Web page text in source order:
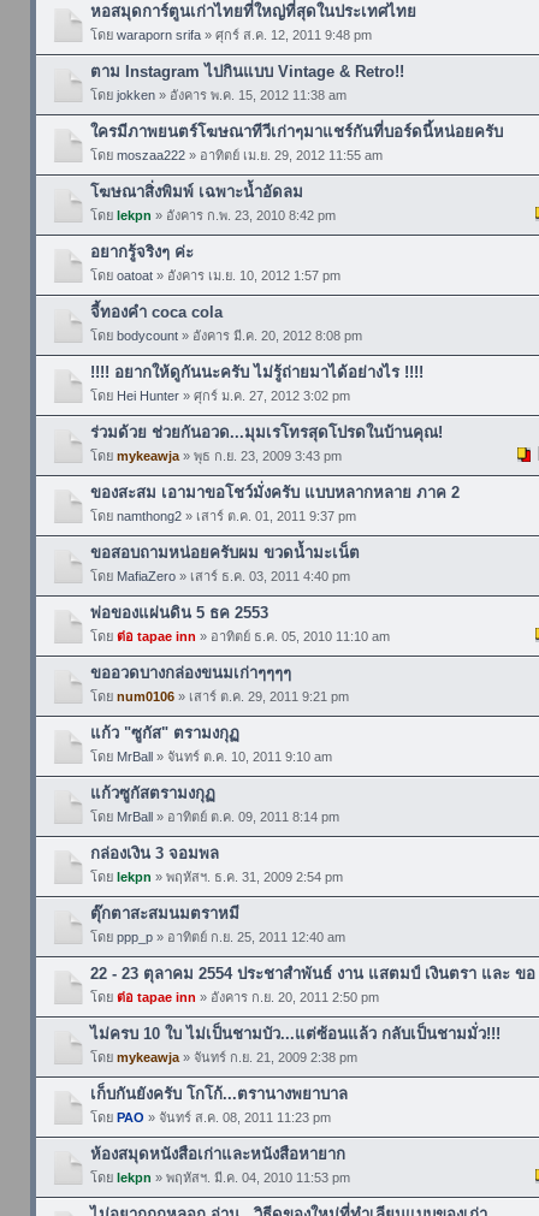
หอสมุดการ์ตูนเก่าไทยที่ใหญ่ที่สุดในประเทศไทย
โดย waraporn srifa» ศุกร์ ส.ค. 12, 2011 9:48 pm
ตาม Instagram ไปกินแบบ Vintage & Retro!!
โดย jokken» อังคาร พ.ค. 15, 2012 11:38 am
ใครมีภาพยนตร์โฆษณาทีวีเก่าๆมาแชร์กันที่บอร์ดนี้หน่อยครับ
โดย moszaa222» อาทิตย์ เม.ย. 29, 2012 11:55 am
โฆษณาสิ่งพิมพ์ เฉพาะน้ำอัดลม
โดย lekpn » อังคาร ก.พ. 23, 2010 8:42 pm
อยากรู้จริงๆ ค่ะ
โดย oatoat» อังคาร เม.ย. 10, 2012 1:57 pm
จี้ทองคำ coca cola
โดย bodycount» อังคาร มี.ค. 20, 2012 8:08 pm
!!!! อยากให้ดูกันนะครับ ไม่รู้ถ่ายมาได้อย่างไร !!!!
โดย Hei Hunter» ศุกร์ ม.ค. 27, 2012 3:02 pm
ร่วมด้วย ช่วยกันอวด...มุมเรโทรสุดโปรดในบ้านคุณ!
โดย mykeawja» พุธ ก.ย. 23, 2009 3:43 pm
ของสะสม เอามาขอโชว์มั่งครับ แบบหลากหลาย ภาค 2
โดย namthong2» เสาร์ ต.ค. 01, 2011 9:37 pm
ขอสอบถามหน่อยครับผม ขวดน้ำมะเน็ต
โดย MafiaZero» เสาร์ ธ.ค. 03, 2011 4:40 pm
พ่อของแผ่นดิน 5 ธค 2553
โดย ต่อ tapae inn » อาทิตย์ ธ.ค. 05, 2010 11:10 am
ขออวดบางกล่องขนมเก่าๆๆๆๆ
โดย num0106» เสาร์ ต.ค. 29, 2011 9:21 pm
แก้ว "ซูกัส" ตรามงกุฏ
โดย MrBall» จันทร์ ต.ค. 10, 2011 9:10 am
แก้วซูกัสตรามงกุฏ
โดย MrBall» อาทิตย์ ต.ค. 09, 2011 8:14 pm
กล่องเงิน 3 จอมพล
โดย lekpn » พฤหัสฯ. ธ.ค. 31, 2009 2:54 pm
ตุ๊กตาสะสมนมตราหมี
โดย ppp_p» อาทิตย์ ก.ย. 25, 2011 12:40 am
22 - 23 ตุลาคม 2554 ประชาสำพันธ์ งาน แสตมป์ เงินตรา และ ขอ
โดย ต่อ tapae inn » อังคาร ก.ย. 20, 2011 2:50 pm
ไม่ครบ 10 ใบ ไม่เป็นชามบัว...แต่ซ้อนแล้ว กลับเป็นชามมั่ว!!!
โดย mykeawja» จันทร์ ก.ย. 21, 2009 2:38 pm
เก็บกันยังครับ โกโก้...ตรานางพยาบาล
โดย PAO » จันทร์ ส.ค. 08, 2011 11:23 pm
ห้องสมุดหนังสือเก่าและหนังสือหายาก
โดย lekpn » พฤหัสฯ. มี.ค. 04, 2010 11:53 pm